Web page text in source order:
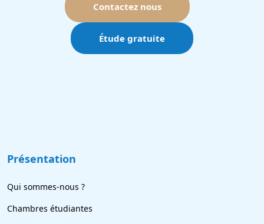
Contactez nous
Étude gratuite
Présentation
Qui sommes-nous ?
Chambres étudiantes